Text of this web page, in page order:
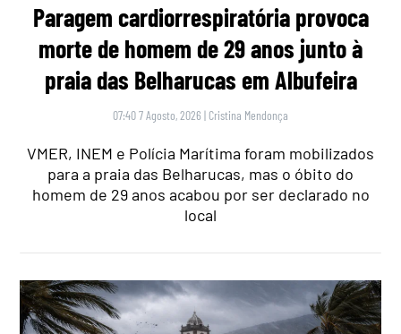
Paragem cardiorrespiratória provoca
morte de homem de 29 anos junto à
praia das Belharucas em Albufeira
07:40 7 Agosto, 2026 | Cristina Mendonça
VMER, INEM e Polícia Marítima foram mobilizados
para a praia das Belharucas, mas o óbito do
homem de 29 anos acabou por ser declarado no
local